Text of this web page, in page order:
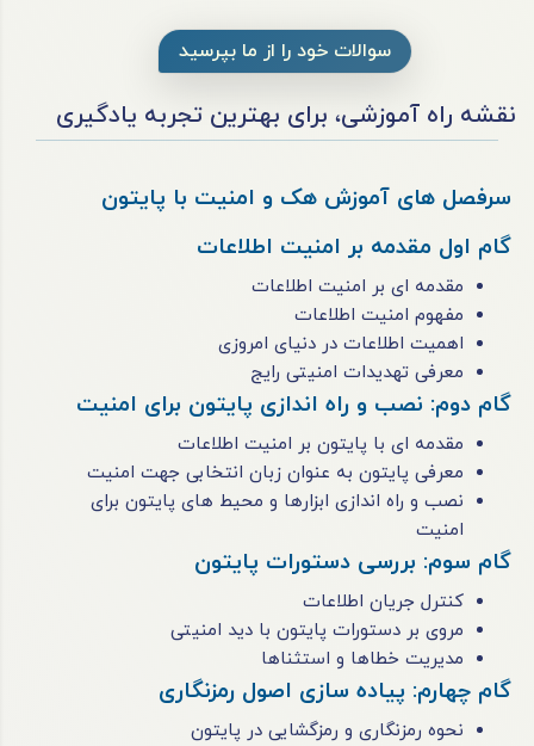
سوالات خود را از ما بپرسید
نقشه راه آموزشی، برای بهترین تجربه یادگیری
سرفصل های آموزش هک و امنیت با پایتون
گام اول مقدمه بر امنیت اطلاعات
مقدمه ای بر امنیت اطلاعات
مفهوم امنیت اطلاعات
اهمیت اطلاعات در دنیای امروزی
معرفی تهدیدات امنیتی رایج
گام دوم: نصب و راه اندازی پایتون برای امنیت
مقدمه ای با پایتون بر امنیت اطلاعات
معرفی پایتون به عنوان زبان انتخابی جهت امنیت
نصب و راه اندازی ابزارها و محیط های پایتون برای
امنیت
گام سوم: بررسی دستورات پایتون
کنترل جریان اطلاعات
مروی بر دستورات پایتون با دید امنیتی
مدیریت خطاها و استثناها
گام چهارم: پیاده سازی اصول رمزنگاری
نحوه رمزنگاری و رمزگشایی در پایتون